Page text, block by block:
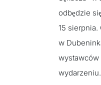
odbędzie
15 sierpnia.
w
wystawców
wydarzeniu.